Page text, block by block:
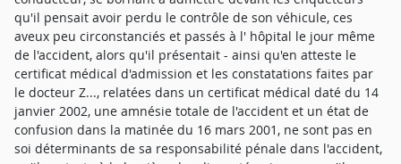
qu'il pensait avoir perdu le contrôle de son véhicule, ces
aveux peu circonstanciés et passés à l' hôpital le jour même
de l'accident, alors qu'il présentait - ainsi qu'en atteste le
certificat médical d'admission et les constatations faites par
le docteur Z..., relatées dans un certificat médical daté du 14
janvier 2002, une amnésie totale de l'accident et un état de
confusion dans la matinée du 16 mars 2001, ne sont pas en
soi déterminants de sa responsabilité pénale dans l'accident,